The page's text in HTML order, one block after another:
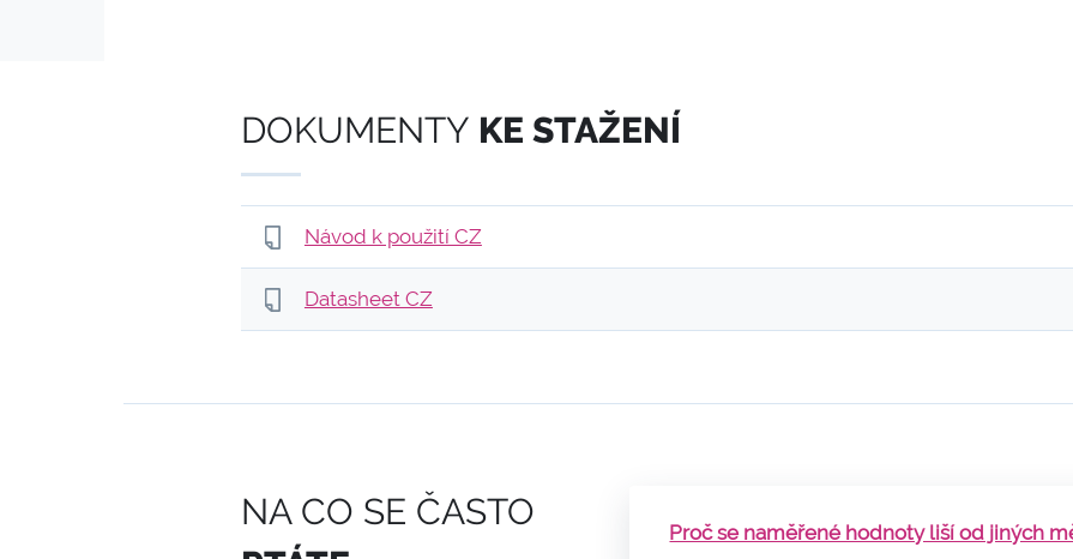
DOKUMENTY KE STAŽENÍ
Návod k použití CZ
Datasheet CZ
NA CO SE ČASTO
Proč se naměřené hodnoty liší od jiných